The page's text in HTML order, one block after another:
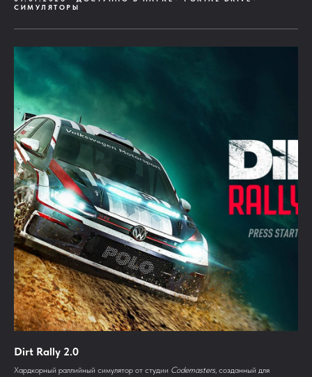
СИМУЛЯТОРЫ
Dirt Rally 2.0
Хардкорный раллийный симулятор от студии Codemasters, созданный для